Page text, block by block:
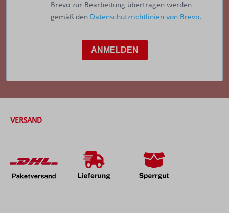
Brevo zur Bearbeitung übertragen werden
gemäß den Datenschutzrichtlinien von Brevo.
ANMELDEN
VERSAND